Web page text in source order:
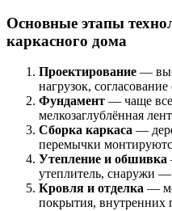
Основные этапы
каркасного дома
Проектирование —
нагрузок,
Фундамент — чаще
мелкозаглублённая
Сборка каркаса —
перемычки
Утепление и обшивка
утеплитель, снаружи
Кровля и отделка —
покрытия, внутренних